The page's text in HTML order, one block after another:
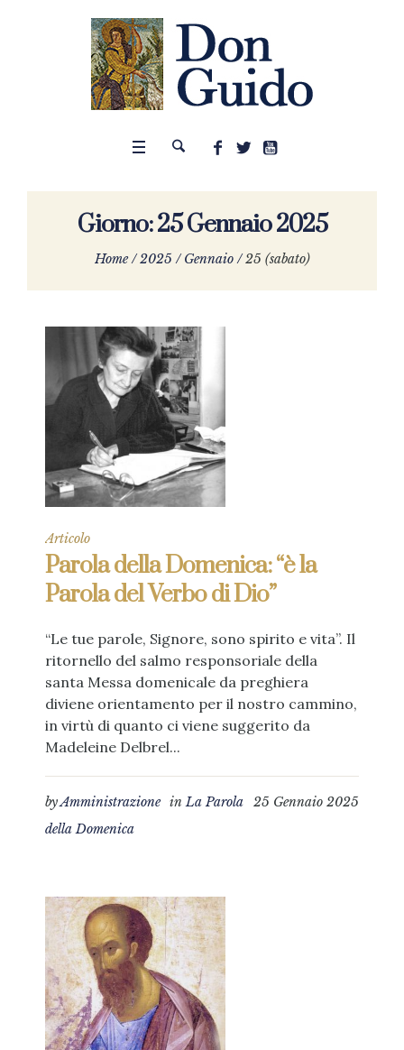
Giorno:25 Gennaio 2025
Home /2025 /Gennaio /25 (sabato)
Articolo
Parola della Domenica: “è la
Parola del Verbo di Dio”
“Le tue parole, Signore, sono spirito e vita”. Il
ritornello del salmo responsoriale della
santa Messa domenicale da preghiera
diviene orientamento per il nostro cammino,
in virtù di quanto ci viene suggerito da
Madeleine Delbrel...
25 Gennaio 2025
byAmministrazione inLa Parola
della Domenica